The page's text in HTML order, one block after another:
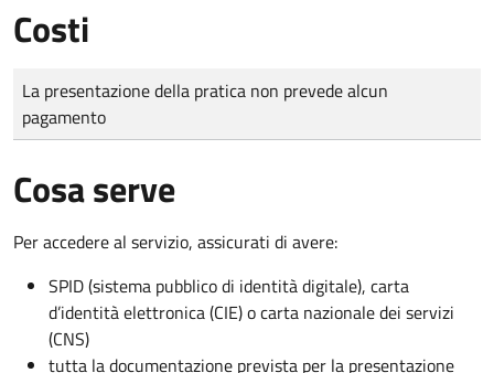
Costi
Tipo di pagamento
Importo
La presentazione della pratica non prevede alcun
pagamento
Cosa serve
Per accedere al servizio, assicurati di avere:
SPID (sistema pubblico di identità digitale), carta
d’identità elettronica (CIE) o carta nazionale dei servizi
(CNS)
tutta la documentazione prevista per la presentazione